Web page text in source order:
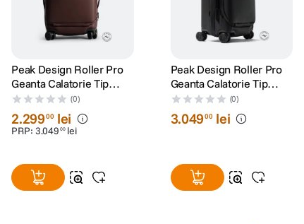
Peak Design Roller Pro
Geanta Calatorie Tip
Troller Maro (0)
2.29900 lei
PRP: 3.049 00 lei
Peak Design Roller Pro
Geanta Calatorie Tip
Troller Negru(0)
3.04900 lei